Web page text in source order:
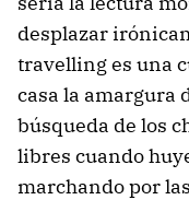
desplazar
travelling es una
casa la amargura
búsqueda de los
libres cuando
marchando por